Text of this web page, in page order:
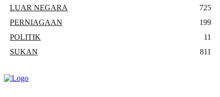
LUAR NEGARA
725
PERNIAGAAN
199
POLITIK
11
SUKAN
811